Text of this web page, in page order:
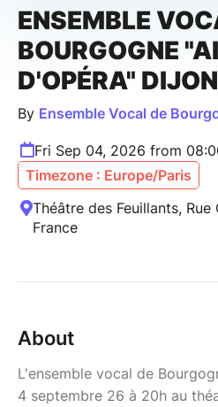
ENSEMBLE
BOURGOGNE
D'OPÉRA" DIJON
By Ensemble Vocal de
Fri Sep 04, 2026 from
Timezone : Europe/Paris
Théâtre des Feuillants,
France
About
L'ensemble vocal de
4 septembre 26 à 20h au